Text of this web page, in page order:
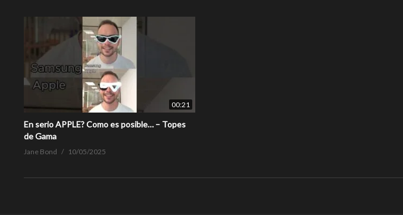
00:21
En serio APPLE? Como es posible… – Topes
de Gama
Jane Bond 10/05/2025